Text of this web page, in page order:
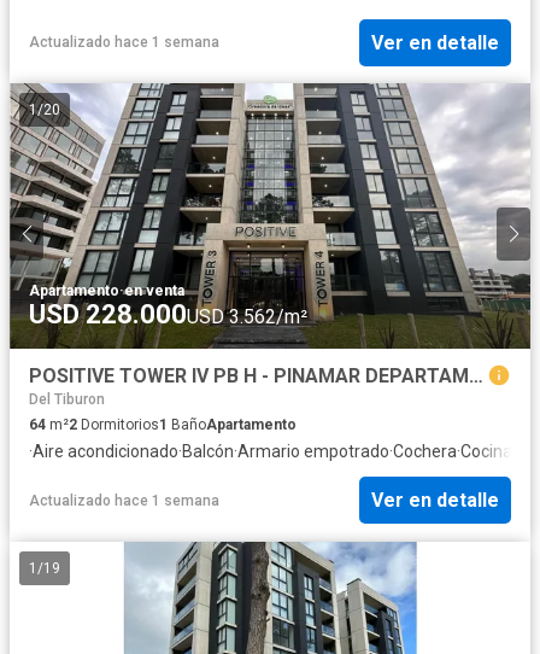
Actualizado hace 1 semana Ver en detalle
1/20
Apartamento·en venta
USD 228.000USD 3.562/m²
POSITIVE TOWER IV PB H - PINAMAR DEPARTAMENTO DE 3 AMBIENTES EN VENTA
Del Tiburon
64 m²2 Dormitorios1 BañoApartamento
·Aire acondicionado·Balcón·Armario empotrado·Cochera·Cocina
Actualizado hace 1 semana Ver en detalle
1 /19